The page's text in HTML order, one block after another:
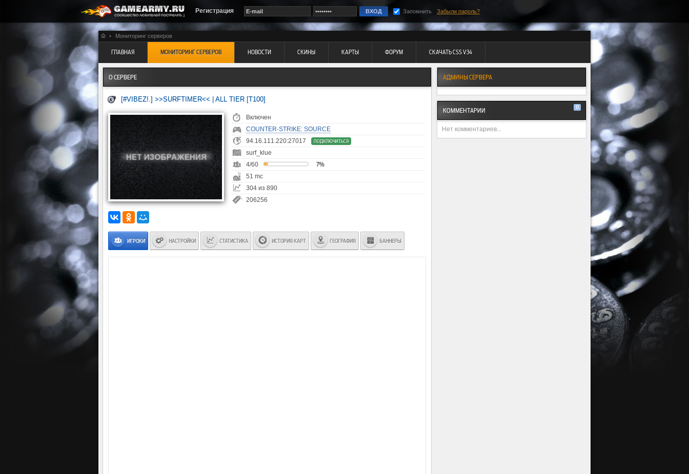
Регистрация Запомнить Забыли пароль?
Мониторинг серверов
ГЛАВНАЯ МОНИТОРИНГ СЕРВЕРОВ НОВОСТИ СКИНЫ КАРТЫ ФОРУМ СКАЧАТЬ CSS V34
О СЕРВЕРЕ
[#VIBEZ!.] >>SURFTIMER<< | ALL TIER [T100]
Включен
COUNTER-STRIKE: SOURCE
94.16.111.220:27017
ПОДКЛЮЧИТЬСЯ
surf_klue
4/60
7%
51 mc
304 из 890
206256
ИГРОКИ НАСТРОЙКИ СТАТИСТИКА ИСТОРИЯ КАРТ ГЕОГРАФИЯ БАННЕРЫ
АДМИНЫ СЕРВЕРА
КОММЕНТАРИИ 0
Нет комментариев...